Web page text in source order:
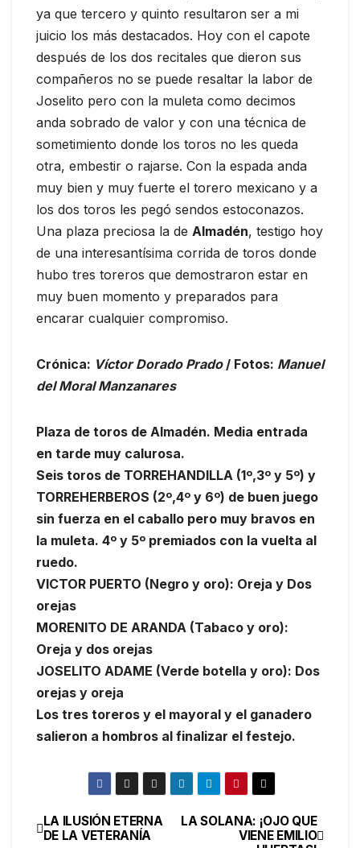
ya que tercero y quinto resultaron ser a mi
juicio los más destacados. Hoy con el capote
después de los dos recitales que dieron sus
compañeros no se puede resaltar la labor de
Joselito pero con la muleta como decimos
anda sobrado de valor y con una técnica de
sometimiento donde los toros no les queda
otra, embestir o rajarse. Con la espada anda
muy bien y muy fuerte el torero mexicano y a
los dos toros les pegó sendos estoconazos.
Una plaza preciosa la de Almadén, testigo hoy
de una interesantísima corrida de toros donde
hubo tres toreros que demostraron estar en
muy buen momento y preparados para
encarar cualquier compromiso.
Crónica: Víctor Dorado Prado/ Fotos: Manuel
del Moral Manzanares
Plaza de toros de Almadén. Media entrada
en tarde muy calurosa.
Seis toros de TORREHANDILLA (1º,3º y 5º) y
TORREHERBEROS (2º,4º y 6º) de buen juego
sin fuerza en el caballo pero muy bravos en
la muleta. 4º y 5º premiados con la vuelta al
ruedo.
VICTOR PUERTO (Negro y oro): Oreja y Dos
orejas
MORENITO DE ARANDA (Tabaco y oro):
Oreja y dos orejas
JOSELITO ADAME (Verde botella y oro): Dos
orejas y oreja
Los tres toreros y el mayoral y el ganadero
salieron a hombros al finalizar el festejo.
LA SOLANA: ¡OJO QUE
VIENE EMILIO
LA ILUSIÓN ETERNA
DE LA VETERANÍA